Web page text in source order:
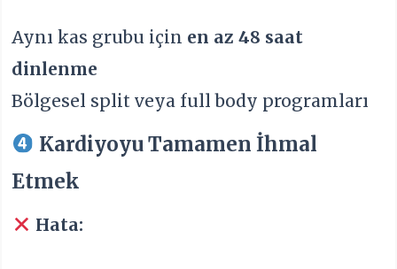
Aynı kas grubu için en az 48 saat
dinlenme
Bölgesel split veya full body programları
Kardiyoyu Tamamen İhmal
Etmek
Hata: